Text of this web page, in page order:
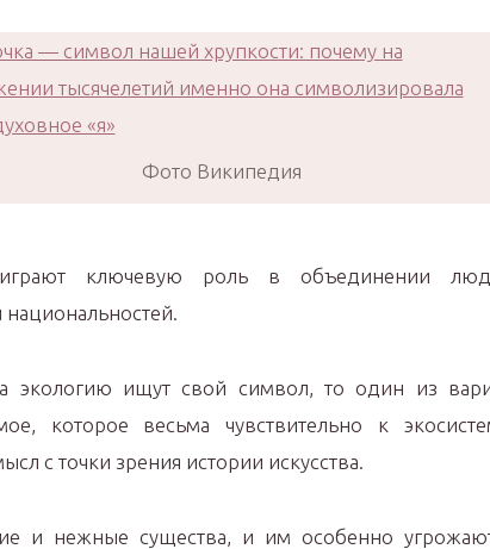
Фото Википедия
ключевую роль в объединении
экологию ищут свой символ, то один из
которое весьма чувствительно к
с точки зрения истории искусства.
и нежные существа, и им особенно